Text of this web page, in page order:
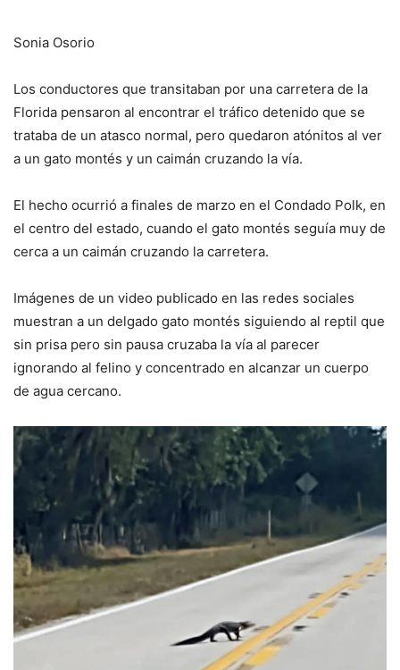
Sonia Osorio
Los conductores que transitaban por una carretera de la
Florida pensaron al encontrar el tráfico detenido que se
trataba de un atasco normal, pero quedaron atónitos al ver
a un gato montés y un caimán cruzando la vía.
El hecho ocurrió a finales de marzo en el Condado Polk, en
el centro del estado, cuando el gato montés seguía muy de
cerca a un caimán cruzando la carretera.
Imágenes de un video publicado en las redes sociales
muestran a un delgado gato montés siguiendo al reptil que
sin prisa pero sin pausa cruzaba la vía al parecer
ignorando al felino y concentrado en alcanzar un cuerpo
de agua cercano.